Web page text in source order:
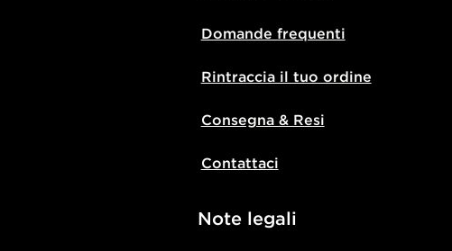
Domande frequenti
Rintraccia il tuo ordine
Consegna & Resi
Contattaci
Note legali